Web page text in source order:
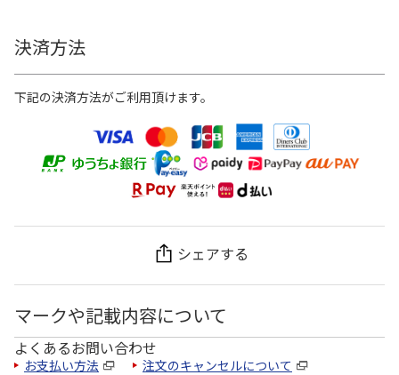
決済方法
下記の決済方法がご利用頂けます。
シェアする
マークや記載内容について
よくあるお問い合わせ
お支払い方法 注文のキャンセルについて